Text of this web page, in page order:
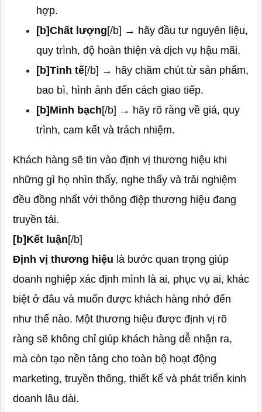
hợp.
[b]Chất lượng[/b] → hãy đầu tư nguyên liệu,
quy trình, độ hoàn thiện và dịch vụ hậu mãi.
[b]Tinh tế[/b] → hãy chăm chút từ sản phẩm,
bao bì, hình ảnh đến cách giao tiếp.
[b]Minh bạch[/b] → hãy rõ ràng về giá, quy
trình, cam kết và trách nhiệm.
Khách hàng sẽ tin vào định vị thương hiệu khi
những gì họ nhìn thấy, nghe thấy và trải nghiệm
đều đồng nhất với thông điệp thương hiệu đang
truyền tải.
[b]Kết luận[/b]
Định vị thương hiệu là bước quan trọng giúp
doanh nghiệp xác định mình là ai, phục vụ ai, khác
biệt ở đâu và muốn được khách hàng nhớ đến
như thế nào. Một thương hiệu được định vị rõ
ràng sẽ không chỉ giúp khách hàng dễ nhận ra,
mà còn tạo nền tảng cho toàn bộ hoạt động
marketing, truyền thông, thiết kế và phát triển kinh
doanh lâu dài.